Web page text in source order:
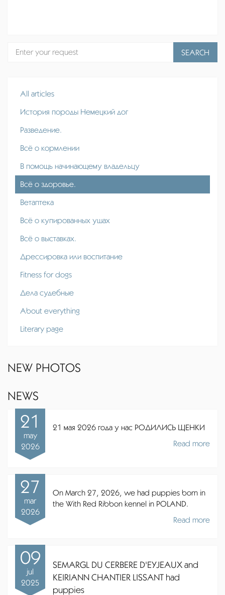
SEARCH
All articles
История породы Немецкий дог
Разведение.
Всё о кормлении
В помощь начинающему владельцу
Всё о здоровье.
Ветаптека
Всё о купированных ушах
Всё о выставках.
Дрессировка или воспитание
Fitness for dogs
Дела судебные
About everything
Literary page
NEW PHOTOS
NEWS
21
may
2026
21 мая 2026 года у нас РОДИЛИСЬ ЩЕНКИ
Read more
27
mar
2026
On March 27, 2026, we had puppies born in
the With Red Ribbon kennel in POLAND.
Read more
09
jul
2025
SEMARGL DU CERBERE D'EYJEAUX and
KEIRIANN CHANTIER LISSANT had
puppies